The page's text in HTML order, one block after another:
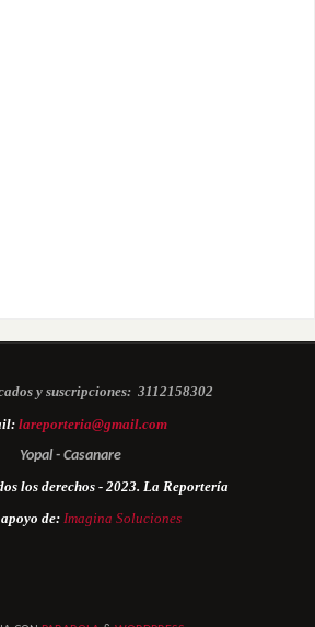
y suscripciones: 3112158302
lareporteria@gmail.com
Yopal - Casanare
los derechos - 2023. La Reportería
de: Imagina Soluciones